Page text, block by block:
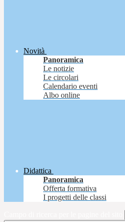
Novità
Panoramica
Le notizie
Le circolari
Calendario eventi
Albo online
Didattica
Panoramica
Offerta formativa
I progetti delle classi